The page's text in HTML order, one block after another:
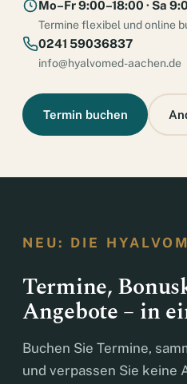
Mo–Fr 9:00–18:00 · Sa
Termine flexibel und online
0241 59036837
info@hyalvomed-aachen.de
Termin buchen
NEU: DIE
Termine,
Angebote – in
Buchen Sie Termine,
und verpassen Sie keine